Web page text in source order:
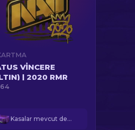
VINCERE
| 2020 RMR
Kasalar mevcut değil